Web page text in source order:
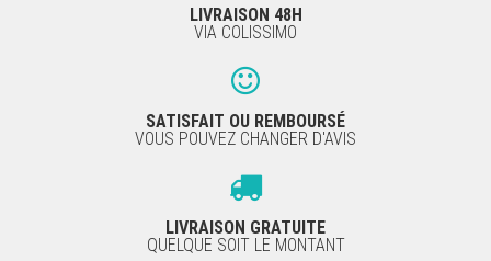
LIVRAISON 48H
VIA COLISSIMO
SATISFAIT OU REMBOURSÉ
VOUS POUVEZ CHANGER D'AVIS
LIVRAISON GRATUITE
QUELQUE SOIT LE MONTANT